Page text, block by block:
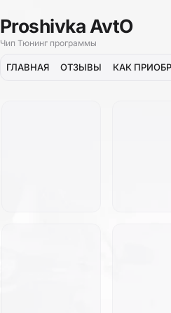
Proshivka AvtO
Чип Тюнинг программы
ГЛАВНАЯ ОТЗЫВЫ КАК